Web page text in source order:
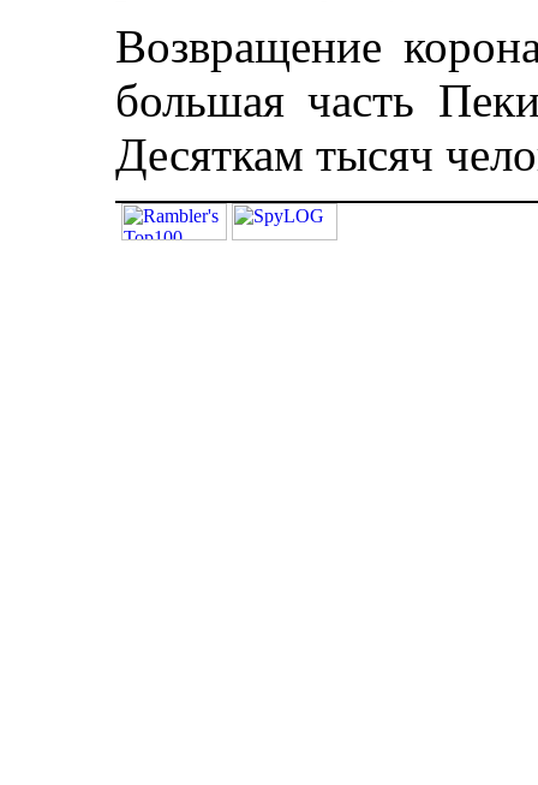
Возвращение
большая часть
Десяткам тысяч